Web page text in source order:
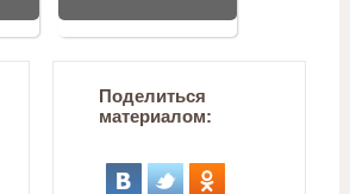
Поделиться
материалом: